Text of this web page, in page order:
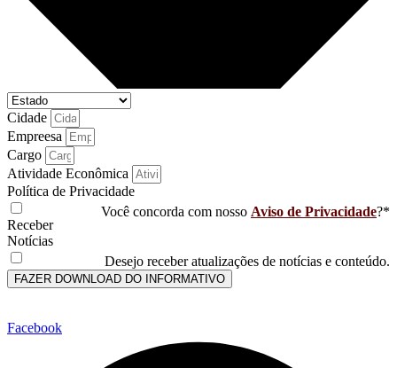
Cidade
Empreesa
Cargo
Atividade Econômica
Política de Privacidade
Você concorda com nosso Aviso de Privacidade?*
Receber
Notícias
Desejo receber atualizações de notícias e conteúdo.
FAZER DOWNLOAD DO INFORMATIVO
Facebook